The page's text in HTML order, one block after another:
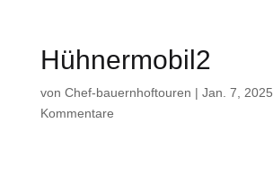
Hühnermobil2
von Chef-bauernhoftouren | Jan. 7, 2025
Kommentare